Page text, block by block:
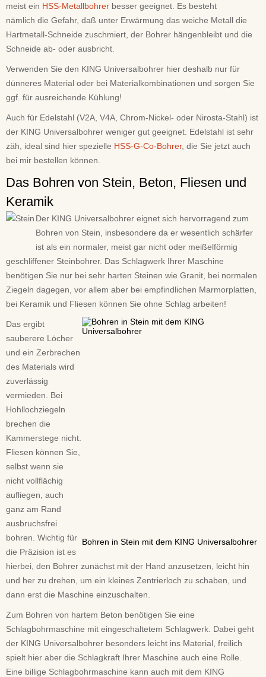
meist ein HSS-Metallbohrer besser geeignet. Es besteht
nämlich die Gefahr, daß unter Erwärmung das weiche Metall die
Hartmetall-Schneide zuschmiert, der Bohrer hängenbleibt und die
Schneide ab- oder ausbricht.
Verwenden Sie den KING Universalbohrer hier deshalb nur für
dünneres Material oder bei Materialkombinationen und sorgen Sie
ggf. für ausreichende Kühlung!
Auch für Edelstahl (V2A, V4A, Chrom-Nickel- oder Nirosta-Stahl) ist
der KING Universalbohrer weniger gut geeignet. Edelstahl ist sehr
zäh, ideal sind hier spezielle HSS-G-Co-Bohrer, die Sie jetzt auch
bei mir bestellen können.
Das Bohren von Stein, Beton, Fliesen und
Keramik
Der KING Universalbohrer eignet sich hervorragend zum
Bohren von Stein, insbesondere da er wesentlich schärfer
ist als ein normaler, meist gar nicht oder meißelförmig
geschliffener Steinbohrer. Das Schlagwerk Ihrer Maschine
benötigen Sie nur bei sehr harten Steinen wie Granit, bei normalen
Ziegeln dagegen, vor allem aber bei empfindlichen Marmorplatten,
bei Keramik und Fliesen können Sie ohne Schlag arbeiten!
Bohren in Stein mit dem KING Universalbohrer
Das ergibt
sauberere Löcher
und ein Zerbrechen
des Materials wird
zuverlässig
vermieden. Bei
Hohllochziegeln
brechen die
Kammerstege nicht.
Fliesen können Sie,
selbst wenn sie
nicht vollflächig
aufliegen, auch
ganz am Rand
ausbruchsfrei
bohren. Wichtig für
die Präzision ist es
hierbei, den Bohrer zunächst mit der Hand anzusetzen, leicht hin
und her zu drehen, um ein kleines Zentrierloch zu schaben, und
dann erst die Maschine einzuschalten.
Zum Bohren von hartem Beton benötigen Sie eine
Schlagbohrmaschine mit eingeschaltetem Schlagwerk. Dabei geht
der KING Universalbohrer besonders leicht ins Material, freilich
spielt hier aber die Schlagkraft Ihrer Maschine auch eine Rolle.
Eine billige Schlagbohrmaschine kann auch mit dem KING